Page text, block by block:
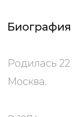
Биография
Родилась 22
Москва.